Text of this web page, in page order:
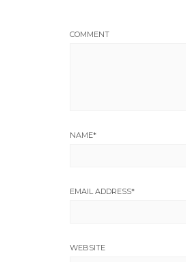
COMMENT
NAME*
EMAIL ADDRESS*
WEBSITE